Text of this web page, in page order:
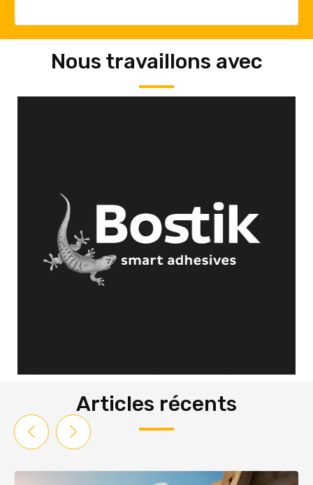
Nous travaillons avec
Articles récents